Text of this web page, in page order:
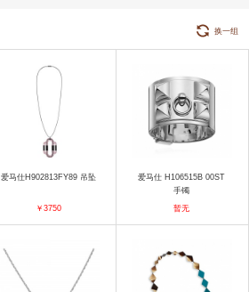
换一组
爱马仕H902813FY89 吊坠
￥3750
爱马仕 H106515B 00ST
手镯
暂无